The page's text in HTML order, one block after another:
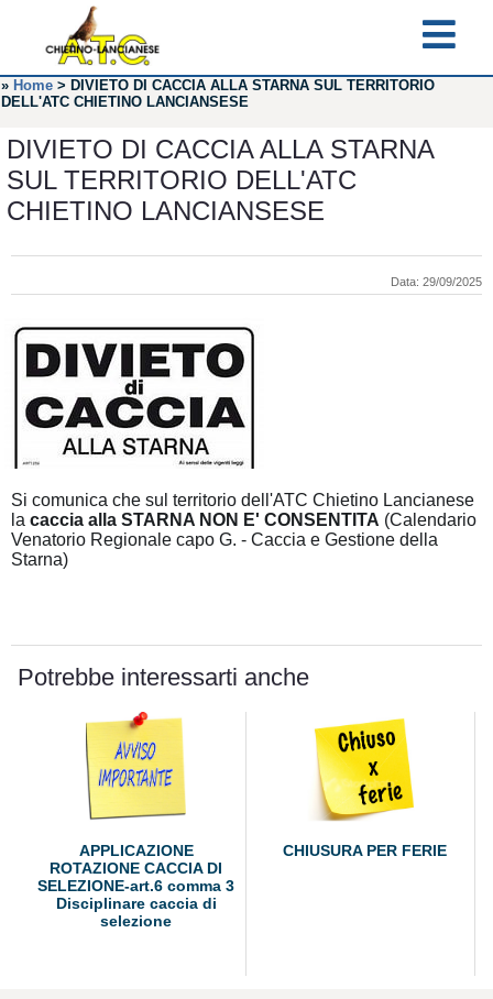
» Home > DIVIETO DI CACCIA ALLA STARNA SUL TERRITORIO
DELL'ATC CHIETINO LANCIANSESE
DIVIETO DI CACCIA ALLA STARNA
SUL TERRITORIO DELL'ATC
CHIETINO LANCIANSESE
Data: 29/09/2025
Si comunica che sul territorio dell'ATC Chietino Lancianese
la caccia alla STARNA NON E' CONSENTITA (Calendario
Venatorio Regionale capo G. - Caccia e Gestione della
Starna)
Potrebbe interessarti anche
APPLICAZIONE
ROTAZIONE CACCIA DI
SELEZIONE-art.6 comma 3
Disciplinare caccia di
selezione
CHIUSURA PER FERIE